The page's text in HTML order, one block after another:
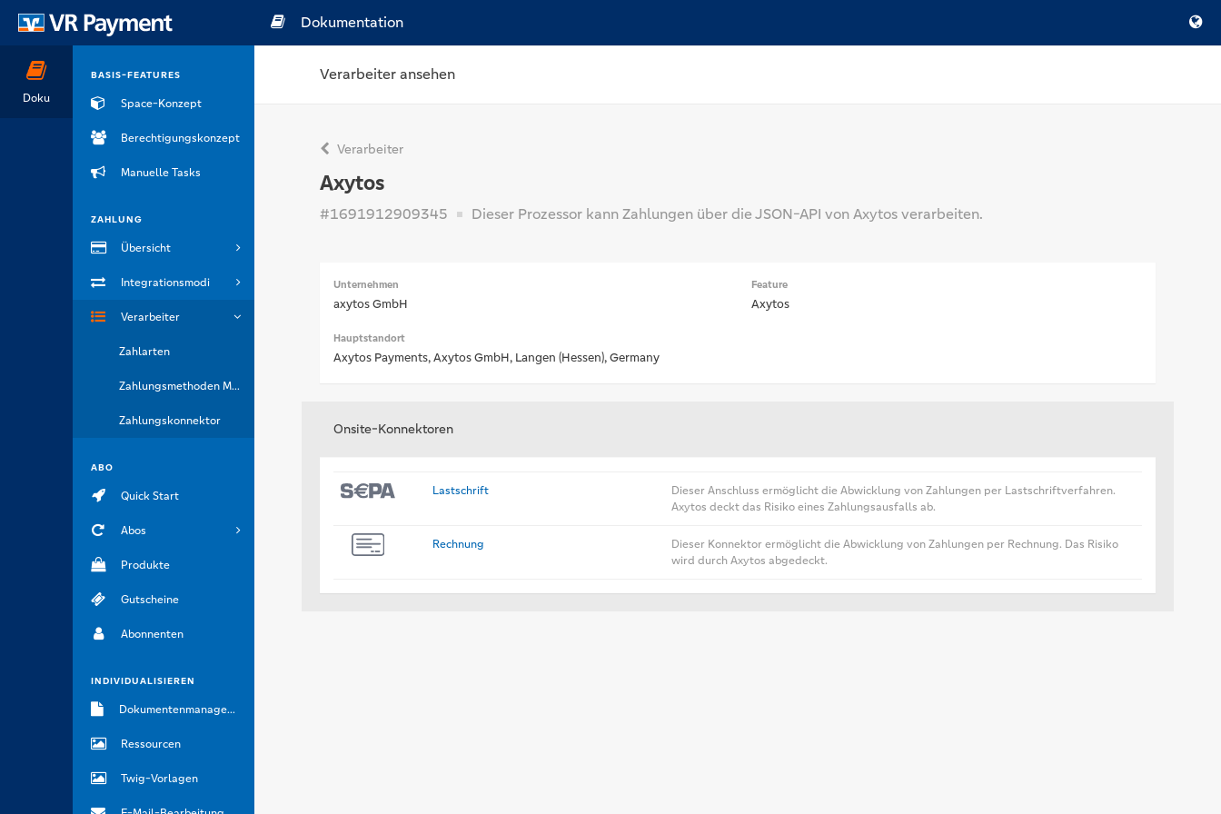
Doku
BASIS-FEATURES
Space-Konzept
Berechtigungskonzept
Manuelle Tasks
ZAHLUNG
Übersicht
Integrationsmodi
Verarbeiter
Zahlarten
Zahlungsmethoden Marken
Zahlungskonnektor
ABO
Quick Start
Abos
Produkte
Gutscheine
Abonnenten
INDIVIDUALISIEREN
Dokumentenmanagement
Ressourcen
Twig-Vorlagen
Dokumentation
Verarbeiter ansehen
Verarbeiter
Axytos
#1691912909345 Dieser Prozessor kann Zahlungen über die JSON-API von Axytos verarbeiten.
Unternehmen
axytos GmbH
Hauptstandort
Axytos Payments, Axytos GmbH, Langen (Hessen), Germany
Feature
Axytos
Onsite-Konnektoren
Lastschrift
Dieser Anschluss ermöglicht die Abwicklung von Zahlungen per Lastschriftverfahren.
Axytos deckt das Risiko eines Zahlungsausfalls ab.
Rechnung
Dieser Konnektor ermöglicht die Abwicklung von Zahlungen per Rechnung. Das Risiko
wird durch Axytos abgedeckt.